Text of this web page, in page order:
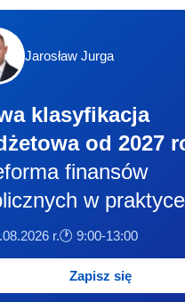
Jarosław Jurga
klasyfikacja
od 2027
finansów
w praktyce
r.🕐 9:00-13:00
Zapisz się